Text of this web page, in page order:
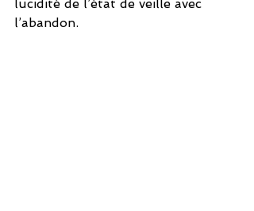
lucidité de l’état de veille avec
l’abandon.